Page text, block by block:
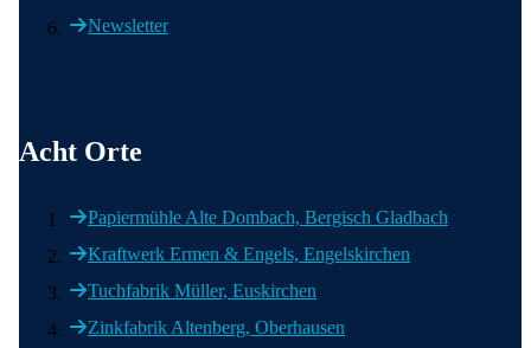
Newsletter
Acht Orte
Papiermühle Alte Dombach, Bergisch Gladbach
Kraftwerk Ermen & Engels, Engelskirchen
Tuchfabrik Müller, Euskirchen
Zinkfabrik Altenberg, Oberhausen